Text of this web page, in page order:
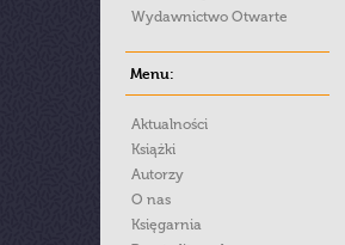
Wydawnictwo Otwarte
Menu:
Aktualności
Książki
Autorzy
O nas
Księgarnia